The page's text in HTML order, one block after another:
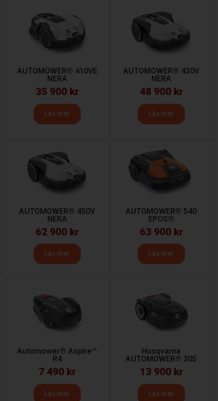
AUTOMOWER® 410VE
NERA
35 900 kr
Läs mer
AUTOMOWER® 430V
NERA
48 900 kr
Läs mer
AUTOMOWER® 450V
NERA
62 900 kr
Läs mer
AUTOMOWER® 540
EPOS®
63 900 kr
Läs mer
Automower® Aspire™
R4
7 490 kr
Läs mer
Husqvarna
AUTOMOWER® 305
13 900 kr
Läs mer